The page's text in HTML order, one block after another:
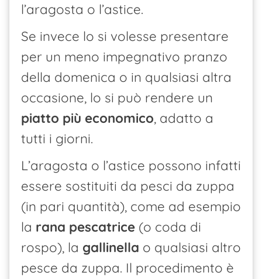
l’aragosta o l’astice.
Se invece lo si volesse presentare
per un meno impegnativo pranzo
della domenica o in qualsiasi altra
occasione, lo si può rendere un
piatto più economico, adatto a
tutti i giorni.
L’aragosta o l’astice possono infatti
essere sostituiti da pesci da zuppa
(in pari quantità), come ad esempio
la rana pescatrice (o coda di
rospo), la gallinella o qualsiasi altro
pesce da zuppa. Il procedimento è